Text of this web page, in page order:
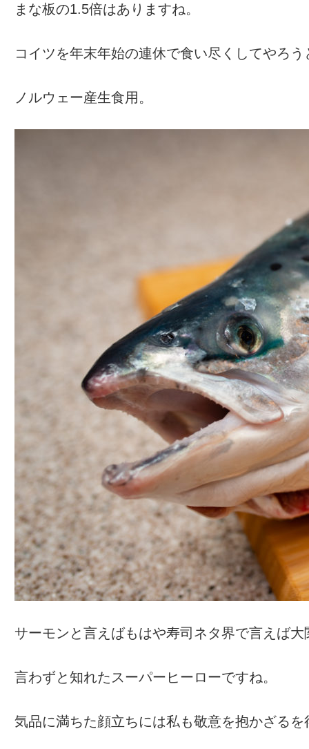
まな板の1.5倍はありますね。
コイツを年末年始の連休で食い尽くしてやろ
ノルウェー産生食用。
サーモンと言えばもはや寿司ネタ界で言えば大
言わずと知れたスーパーヒーローですね。
気品に満ちた顔立ちには私も敬意を抱かざるを